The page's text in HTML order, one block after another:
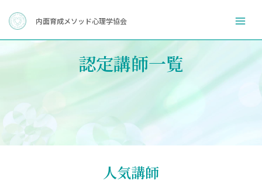
を
内面育成メソッド心理学協会
認定講師一覧
人気講師